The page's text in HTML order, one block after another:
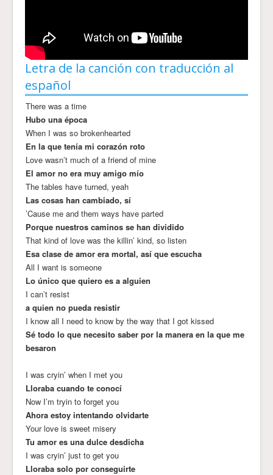
Letra de la canción con traducción al
español
There was a time
Hubo una época
When I was so brokenhearted
En la que tenía mi corazón roto
Love wasn’t much of a friend of mine
El amor no era muy amigo mío
The tables have turned, yeah
Las cosas han cambiado, sí
’Cause me and them ways have parted
Porque nuestros caminos se han dividido
That kind of love was the killin’ kind, so listen
Esa clase de amor era mortal, así que escucha
All I want is someone
Lo único que quiero es a alguien
I can’t resist
a quien no pueda resistir
I know all I need to know by the way that I got kissed
Sé todo lo que necesito saber por la manera en la que me
besaron
I was cryin’ when I met you
Lloraba cuando te conocí
Now I’m tryin to forget you
Ahora estoy intentando olvidarte
Your love is sweet misery
Tu amor es una dulce desdicha
I was cryin’ just to get you
Lloraba solo por conseguirte